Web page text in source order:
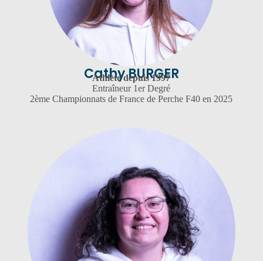
Cathy BURGER
Athlète depuis 1997
Entraîneur 1er Degré
2ème Championnats de France de Perche F40 en 2025